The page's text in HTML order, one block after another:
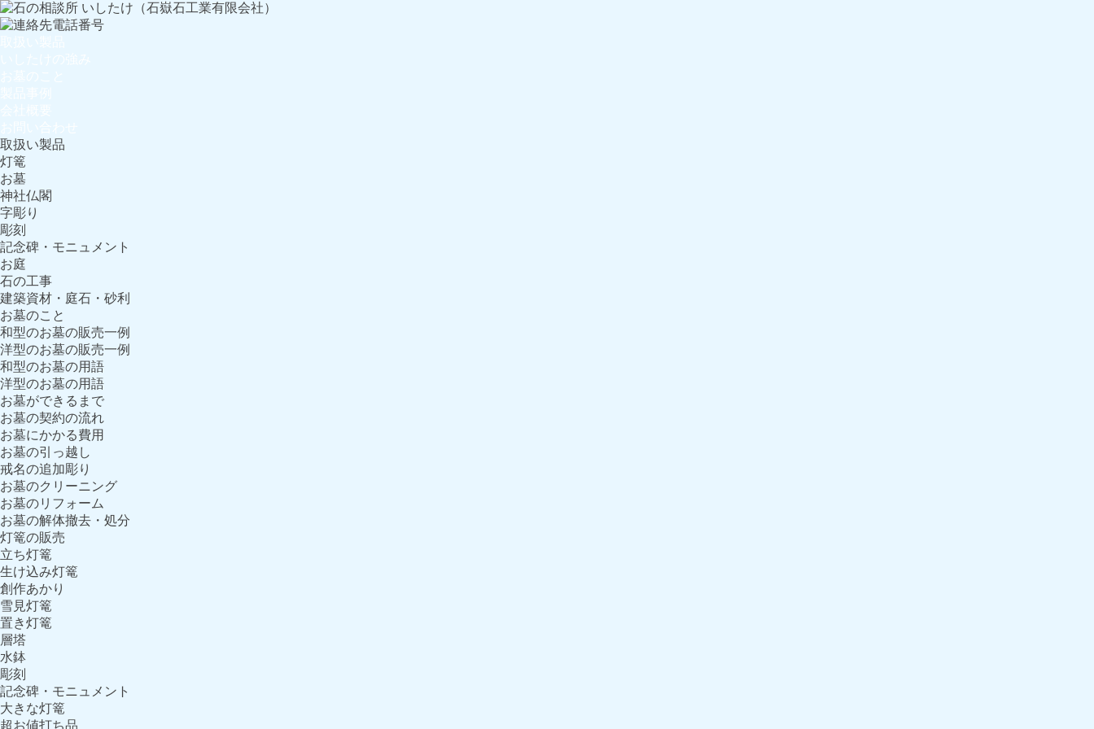
取扱い製品
灯篭
お墓
神社仏閣
字彫り
彫刻
記念碑・モニュメント
お庭
石の工事
建築資材・庭石・砂利
お墓のこと
和型のお墓の販売一例
洋型のお墓の販売一例
和型のお墓の用語
洋型のお墓の用語
お墓ができるまで
お墓の契約の流れ
お墓にかかる費用
お墓の引っ越し
戒名の追加彫り
お墓のクリーニング
お墓のリフォーム
お墓の解体撤去・処分
灯篭の販売
立ち灯篭
生け込み灯篭
創作あかり
雪見灯篭
置き灯篭
層塔
水鉢
彫刻
記念碑・モニュメント
大きな灯篭
超お値打ち品